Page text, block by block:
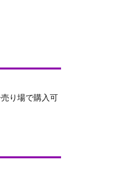
り場で購入可